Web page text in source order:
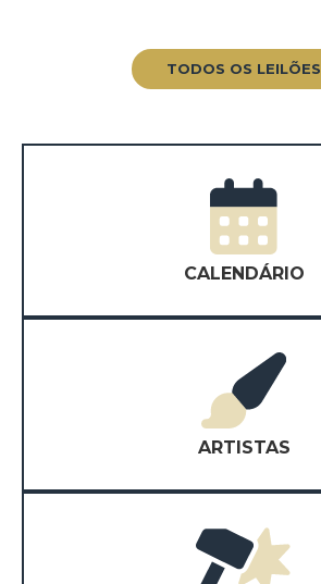
TODOS OS LEILÕES
CALENDÁRIO
ARTISTAS